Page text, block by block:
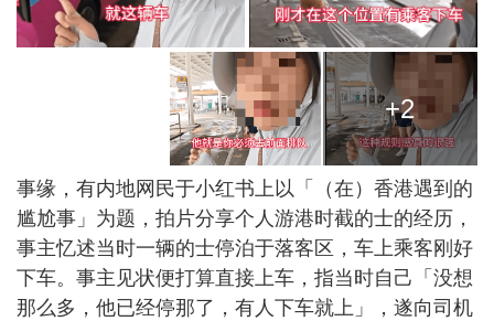
+2
事缘，有内地网民于小红书上以「（在）香港遇到的
尴尬事」为题，拍片分享个人游港时截的士的经历，
事主忆述当时一辆的士停泊于落客区，车上乘客刚好
下车。事主见状便打算直接上车，指当时自己「没想
那么多，他已经停那了，有人下车就上」，遂向司机